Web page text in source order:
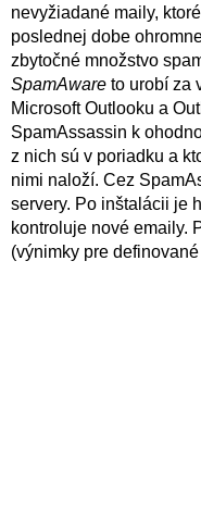
nevyžiadané maily,
poslednej dobe
zbytočné množstvo
SpamAware to urobí za
Microsoft Outlooku a
SpamAssassin k
z nich sú v poriadku a
nimi naloží. Cez
servery. Po inštalácii je
kontroluje nové emaily.
(výnimky pre